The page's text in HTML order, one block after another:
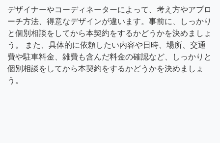
デザイナーやコーディネーターによって、考え方やアプロ
ーチ方法、得意なデザインが違います。事前に、しっかり
と個別相談をしてから本契約をするかどうかを決めましょ
う。 また、具体的に依頼したい内容や日時、場所、交通
費や駐車料金、雑費も含んだ料金の確認など、しっかりと
個別相談をしてから本契約をするかどうかを決めましょ
う。